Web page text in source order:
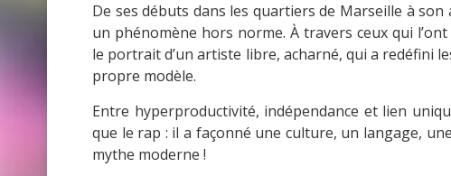
De ses débuts dans les quartiers de Marseille à
un phénomène hors norme. À travers ceux qui
le portrait d’un artiste libre, acharné, qui a redéfini
propre modèle.
Entre hyperproductivité, indépendance et lien
que le rap : il a façonné une culture, un langage,
mythe moderne !